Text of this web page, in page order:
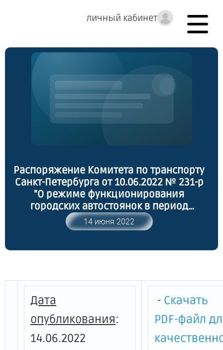
личный кабинет
Распоряжение Комитета по транспорту
Санкт-Петербурга от 10.06.2022 № 231-р
"О режиме функционирования
городских автостоянок в период
проведения Петербургского
международного экономического
14 июня 2022
Дата
опубликования:
14.06.2022
- Скачать
PDF-файл